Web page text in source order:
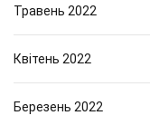
Травень 2022
Квітень 2022
Березень 2022